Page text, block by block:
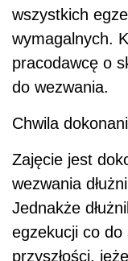
wszystkich
wymagalnych.
pracodawcę o
do wezwania.
Chwila
Zajęcie jest
wezwania
Jednakże
egzekucji co do
przyszłości,